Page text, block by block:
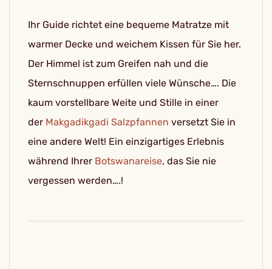
Ihr Guide richtet eine bequeme Matratze mit
warmer Decke und weichem Kissen für Sie her.
Der Himmel ist zum Greifen nah und die
Sternschnuppen erfüllen viele Wünsche…. Die
kaum vorstellbare Weite und Stille in einer
der Makgadikgadi Salzpfannen versetzt Sie in
eine andere Welt! Ein einzigartiges Erlebnis
während Ihrer Botswanareise, das Sie nie
vergessen werden….!